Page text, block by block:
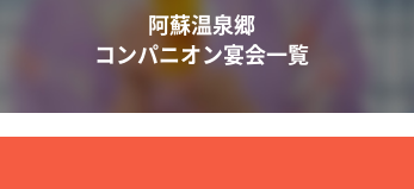
阿蘇温泉郷
コンパニオン宴会一覧